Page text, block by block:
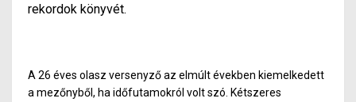
rekordok könyvét.
A 26 éves olasz versenyző az elmúlt években kiemelkedett
a mezőnyből, ha időfutamokról volt szó. Kétszeres